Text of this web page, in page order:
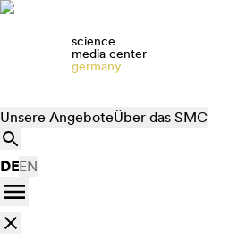
science
media center
germany
Unsere AngeboteÜber das SMC
DEEN